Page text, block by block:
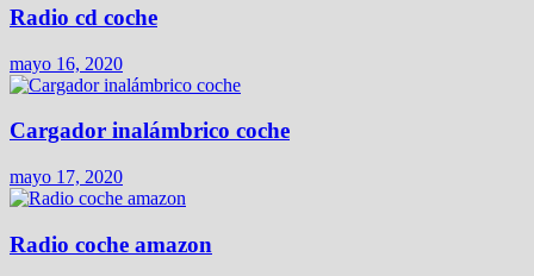
Radio cd coche
mayo 16, 2020
Cargador inalámbrico coche
mayo 17, 2020
Radio coche amazon